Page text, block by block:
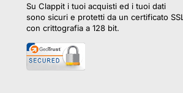
Su Clappit i tuoi acquisti ed i tuoi dati
sono sicuri e protetti da un certificato SSL
con crittografia a 128 bit.